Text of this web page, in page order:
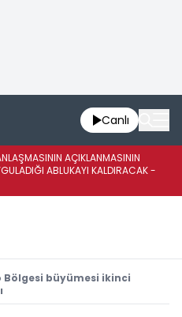
Canlı
AÇIKLANMASININ
ABLUKAYI KALDIRACAK -
Bölgesi büyümesi ikinci